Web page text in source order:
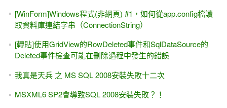
[ASP.NET]OutputCache輸出快取 - Web Form + MVC適用
(.NET Framework)
ASP.NET 5 / .NET Core MVC 網路購物商城（線上教學）
[學員感言] ASP.NET MVC 線上課程，半年加薪150%
ASP.NET - NPOI匯出Excel、讀取Excel（批次新增、輸入大